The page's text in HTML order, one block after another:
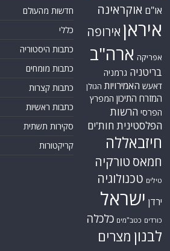
או"ם אוקראינה
איראן אירופה
אפריקה ארה"ב
בריטניה גרמניה
דאעש האמירויות הגולן
המזרח התיכון המפרץ
הפרסי הרשות
הפלסטינית חות'ים
חיזבאללה
חמאס טורקיה
טילים טכנולוגיה
ירדן ישראל
כורדים כטב"מים כלכלה
לבנון מצרים
חדשות מהעולם
כללי
כתבות היסטוריה
כתבות מומחים
כתבות קצרות
כתבות ראשיות
סקירות תשתית
קריקטורות